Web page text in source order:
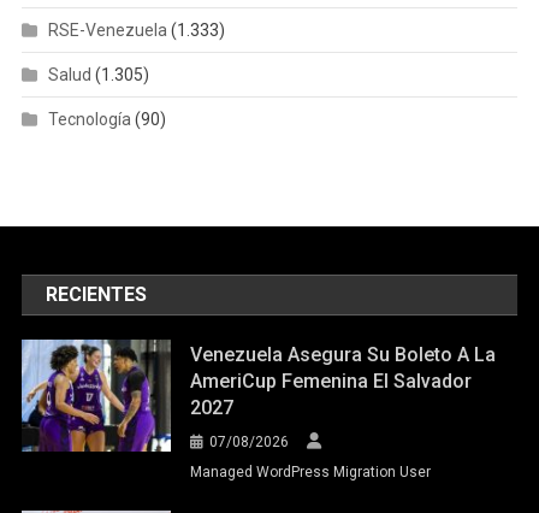
RSE-Venezuela (1.333)
Salud (1.305)
Tecnología (90)
RECIENTES
Venezuela Asegura Su Boleto A La
AmeriCup Femenina El Salvador
2027
07/08/2026
Managed WordPress Migration User